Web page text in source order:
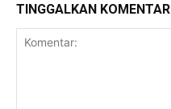
TINGGALKAN KOMENTAR